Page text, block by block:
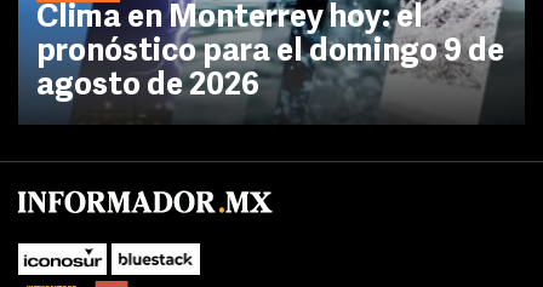
Clima en Monterrey hoy: el
pronóstico para el domingo 9 de
agosto de 2026